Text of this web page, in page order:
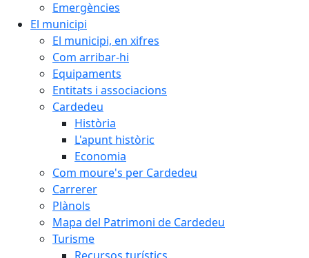
Emergències
El municipi
El municipi, en xifres
Com arribar-hi
Equipaments
Entitats i associacions
Cardedeu
Història
L'apunt històric
Economia
Com moure's per Cardedeu
Carrerer
Plànols
Mapa del Patrimoni de Cardedeu
Turisme